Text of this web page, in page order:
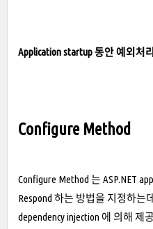
Application startup 동안 예외처리
Configure Method
Configure Method 는 ASP.NET
Respond 하는 방법을 지정하는
dependency injection 에 의해 제